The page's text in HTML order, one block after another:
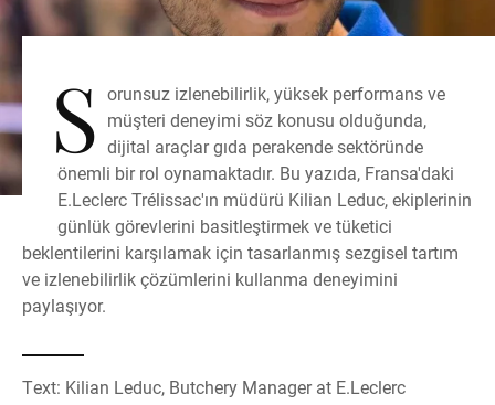
S orunsuz izlenebilirlik, yüksek performans ve
müşteri deneyimi söz konusu olduğunda,
dijital araçlar gıda perakende sektöründe
önemli bir rol oynamaktadır. Bu yazıda, Fransa'daki
E.Leclerc Trélissac'ın müdürü Kilian Leduc, ekiplerinin
günlük görevlerini basitleştirmek ve tüketici
beklentilerini karşılamak için tasarlanmış sezgisel tartım
ve izlenebilirlik çözümlerini kullanma deneyimini
paylaşıyor.
Text: Kilian Leduc, Butchery Manager at E.Leclerc